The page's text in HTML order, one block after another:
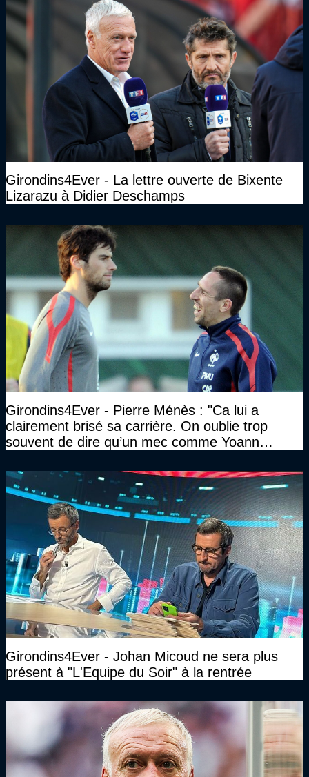
Girondins4Ever - La lettre ouverte de Bixente
Lizarazu à Didier Deschamps
Girondins4Ever - Pierre Ménès : "Ca lui a
clairement brisé sa carrière. On oublie trop
souvent de dire qu’un mec comme Yoann
Girondins4Ever - Johan Micoud ne sera plus
présent à "L'Equipe du Soir" à la rentrée